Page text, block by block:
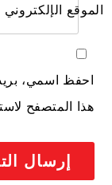
الموقع الإلكتروني
احفظ اسمي،
هذا المتصفح